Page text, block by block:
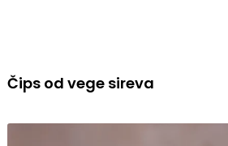
Čips od vege sireva